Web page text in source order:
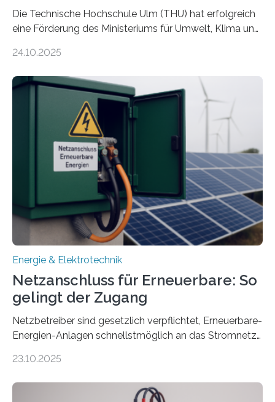
Die Technische Hochschule Ulm (THU) hat erfolgreich
eine Förderung des Ministeriums für Umwelt, Klima und
Forschungsprojekt „LAGER – Langzeitspeicherung in
Quartieren“ eingeworben. Ziel des Projekts ist die
Entwicklung, Erprobung und Demonstration von
Konzepten zur langfristigen Energiespeicherung in
sektorübergreifend vernetzten Energiesystemen. Das
Projekt startete am 15. Oktober 2025, hat eine Laufzeit
von drei Jahren und ein Gesamtvolumen von rund 2,9
Millionen Euro, wovon 2,6 Millionen Euro durch das
Ministerium für Umwelt, Klima und…
24.10.2025
Energie & Elektrotechnik
Netzanschluss für Erneuerbare: So
gelingt der Zugang
Netzbetreiber sind gesetzlich verpflichtet, Erneuerbare-
Energien-Anlagen schnellstmöglich an das Stromnetz
ermöglichen. Doch der dafür nötige Netzausbau hinkt
einem „Anschlussstau“. Die Stiftung
23.10.2025